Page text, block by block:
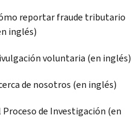
reportar fraude tributario
inglés)
voluntaria (en inglés)
de nosotros (en inglés)
Proceso de Investigación (en